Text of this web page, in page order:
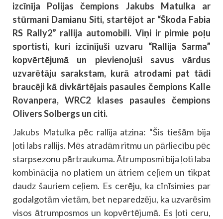
izcīnīja Polijas čempions Jakubs Matulka ar
stūrmani Damianu Siti, startējot ar “Škoda Fabia
RS Rally2” rallija automobili. Viņi ir pirmie poļu
sportisti, kuri izcīnījuši uzvaru “Rallija Sarma”
kopvērtējumā un pievienojuši savus vārdus
uzvarētāju sarakstam, kurā atrodami pat tādi
braucēji kā divkārtējais pasaules čempions Kalle
Rovanpera, WRC2 klases pasaules čempions
Olivers Solbergs un citi.
Jakubs Matulka pēc rallija atzina: “Šis tiešām bija
ļoti labs rallijs. Mēs atradām ritmu un pārliecību pēc
starpsezonu pārtraukuma. Ātrumposmi bija ļoti laba
kombinācija no platiem un ātriem ceļiem un tikpat
daudz šauriem ceļiem. Es cerēju, ka cīnīsimies par
godalgotām vietām, bet neparedzēju, ka uzvarēsim
visos ātrumposmos un kopvērtējumā. Es ļoti ceru,